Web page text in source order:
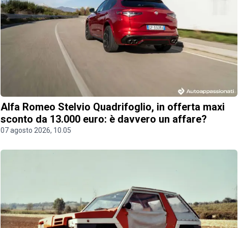
Alfa Romeo Stelvio Quadrifoglio, in offerta maxi
sconto da 13.000 euro: è davvero un affare?
07 agosto 2026, 10.05